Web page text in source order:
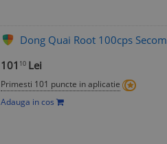
Dong Quai Root 100cps Secom
101 10 Lei
Primesti 101 puncte in aplicatie
Adauga in cos